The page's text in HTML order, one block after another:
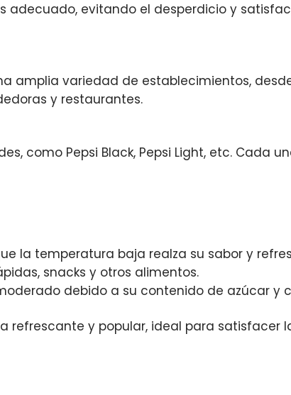
adecuado, evitando el desperdicio y
amplia variedad de establecimientos,
y restaurantes.
como Pepsi Black, Pepsi Light, etc. Cada
la temperatura baja realza su sabor y
snacks y otros alimentos.
debido a su contenido de azúcar y
refrescante y popular, ideal para satisfacer